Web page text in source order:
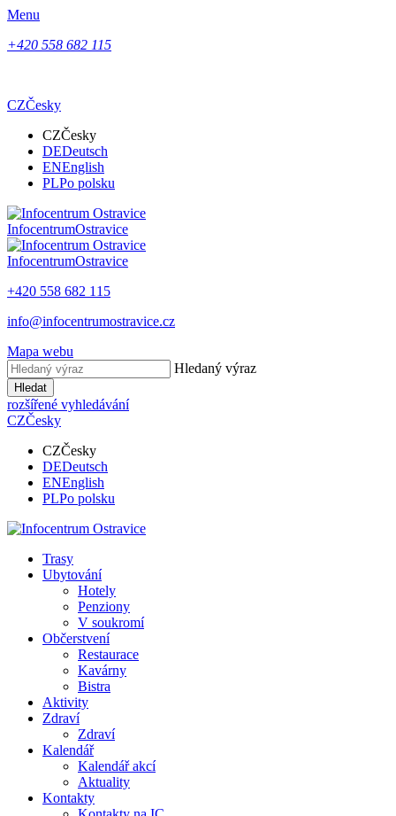
Menu
+420 558 682 115
CZČesky
CZČesky
DEDeutsch
ENEnglish
PLPo polsku
InfocentrumOstravice
InfocentrumOstravice
+420 558 682 115
info@infocentrumostravice.cz
Mapa webu
Hledaný výraz
Hledat
rozšířené vyhledávání
CZČesky
CZČesky
DEDeutsch
ENEnglish
PLPo polsku
Trasy
Ubytování
Hotely
Penziony
V soukromí
Občerstvení
Restaurace
Kavárny
Bistra
Aktivity
Zdraví
Zdraví
Kalendář
Kalendář akcí
Aktuality
Kontakty